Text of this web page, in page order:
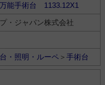
能手術台 1133.12X1
・ジャパン株式会社
・照明・ルーペ＞ 手術台